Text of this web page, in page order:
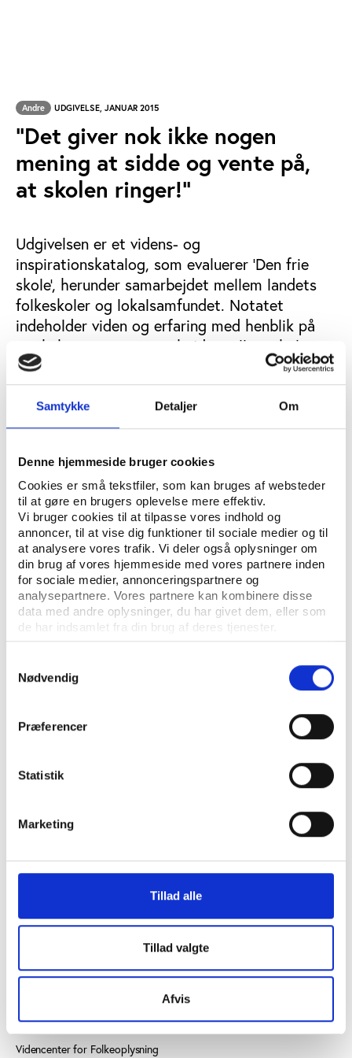
Samtykke Detaljer Om
Denne hjemmeside bruger cookies
Cookies er små tekstfiler, som kan bruges af websteder
til at gøre en brugers oplevelse mere effektiv.
Vi bruger cookies til at tilpasse vores indhold og
annoncer, til at vise dig funktioner til sociale medier og til
at analysere vores trafik. Vi deler også oplysninger om
din brug af vores hjemmeside med vores partnere inden
for sociale medier, annonceringspartnere og
analysepartnere. Vores partnere kan kombinere disse
data med andre oplysninger, du har givet dem, eller som
de har indsamlet fra din brug af deres tjenester.
Nødvendig
Præferencer
Statistik
Marketing
Tillad alle
Tillad valgte
Afvis
Andre UDGIVELSE, JANUAR 2015
"Det giver nok ikke nogen
mening at sidde og vente på,
at skolen ringer!"
Udgivelsen er et videns- og
inspirationskatalog, som evaluerer 'Den frie
skole', herunder samarbejdet mellem landets
folkeskoler og lokalsamfundet. Notatet
indeholder viden og erfaring med henblik på
at skabe tættere samarbejde mellem skoler og
lokale idrætsforeninger.
NØGLEORD: FORENINGSLIV OG FRIVILLIGHED
UDGIVER: CENTER FOR UNGDOMSSTUDIER
ANTAL SIDER: 23
Videns- og inspirationskataloget er lavet på
baggrund af projektet 'Skole og foreningsliv i
bevægelse', som er et samarbejde mellem DIF,
DGI, og Center for Ungdomsstudier.
+45 3266 1030
Læs mere om instituttet
SE OGSÅ
Videncenter for Folkeoplysning